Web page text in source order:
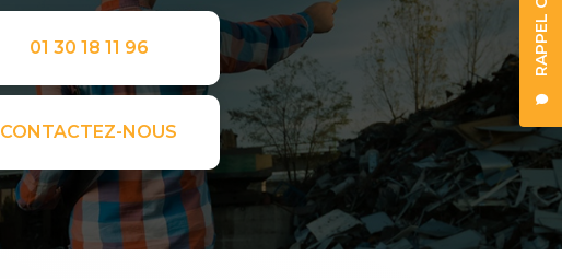
01 30 18 11 96
CONTACTEZ-NOUS